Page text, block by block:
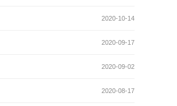
2020-10-14
2020-09-17
2020-09-02
2020-08-17